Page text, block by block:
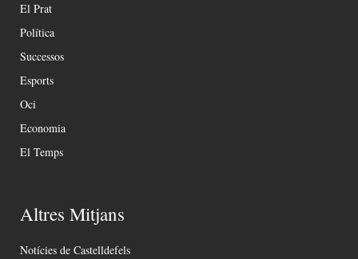
El Prat
Política
Successos
Esports
Oci
Economia
El Temps
Altres Mitjans
Notícies de Castelldefels